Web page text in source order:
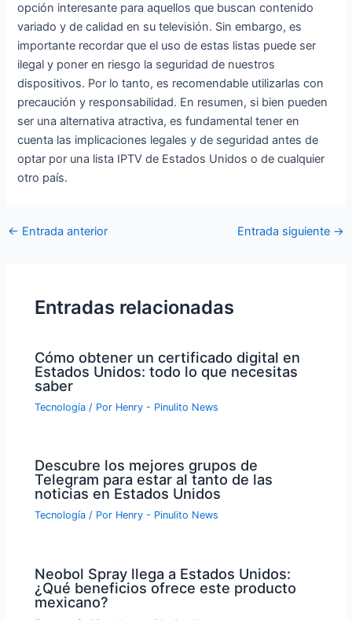
opción interesante para aquellos que buscan contenido
variado y de calidad en su televisión. Sin embargo, es
importante recordar que el uso de estas listas puede ser
ilegal y poner en riesgo la seguridad de nuestros
dispositivos. Por lo tanto, es recomendable utilizarlas con
precaución y responsabilidad. En resumen, si bien pueden
ser una alternativa atractiva, es fundamental tener en
cuenta las implicaciones legales y de seguridad antes de
optar por una lista IPTV de Estados Unidos o de cualquier
otro país.
Navegación
← Entrada anterior Entrada siguiente →
Entradas relacionadas
Cómo obtener un certificado digital en
Estados Unidos: todo lo que necesitas
saber
Tecnología / Por Henry - Pinulito News
Descubre los mejores grupos de
Telegram para estar al tanto de las
noticias en Estados Unidos
Tecnología / Por Henry - Pinulito News
Neobol Spray llega a Estados Unidos:
¿Qué beneficios ofrece este producto
mexicano?